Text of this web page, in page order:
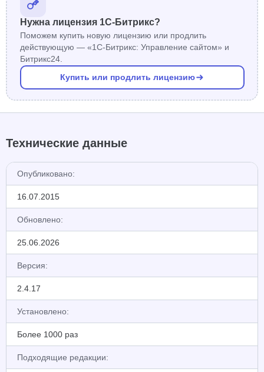
Нужна лицензия 1С-Битрикс?
Поможем купить новую лицензию или продлить
действующую — «1С-Битрикс: Управление сайтом» и
Битрикс24.
Купить или продлить лицензию
Технические данные
Опубликовано:
16.07.2015
Обновлено:
25.06.2026
Версия:
2.4.17
Установлено:
Более 1000 раз
Подходящие редакции: